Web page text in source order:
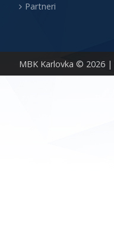
MBK Karlovka © 2026 |
Partneri